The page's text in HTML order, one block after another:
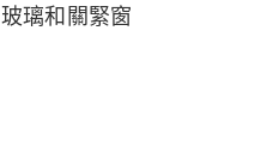
璃和關緊窗